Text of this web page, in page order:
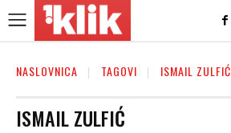
NASLOVNICA TAGOVI ISMAIL ZULFIĆ
ISMAIL ZULFIĆ